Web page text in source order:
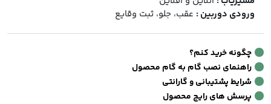
ورودی دوربین : عقب، جلو، ثبت وقایع
چگونه خرید کنم؟
راهنمای نصب گام به گام محصول
شرایط پشتیبانی و گارانتی
پرسش های رایج محصول